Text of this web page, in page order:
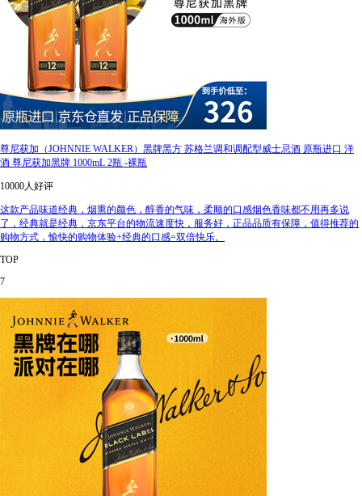
尊尼获加（JOHNNIE WALKER）黑牌黑方 苏格兰调和调配型威士忌酒 原瓶进口 洋
酒 尊尼获加黑牌 1000mL 2瓶 -裸瓶
10000人好评
这款产品味道经典，烟熏的颜色，醇香的气味，柔顺的口感烟色香味都不用再多说
了，经典就是经典，京东平台的物流速度快，服务好，正品品质有保障，值得推荐的
购物方式，愉快的购物体验+经典的口感=双倍快乐。
TOP
7